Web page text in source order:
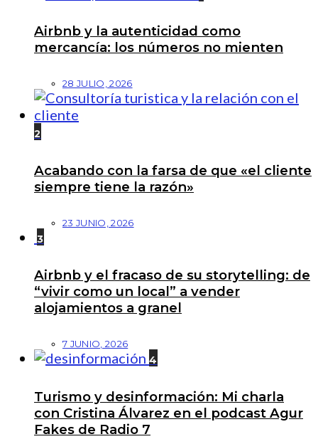
Airbnb y la autenticidad como
mercancía: los números no mienten
28 JULIO, 2026
2
Acabando con la farsa de que «el cliente
siempre tiene la razón»
23 JUNIO, 2026
3
Airbnb y el fracaso de su storytelling: de
“vivir como un local” a vender
alojamientos a granel
7 JUNIO, 2026
4
Turismo y desinformación: Mi charla
con Cristina Álvarez en el podcast Agur
Fakes de Radio 7